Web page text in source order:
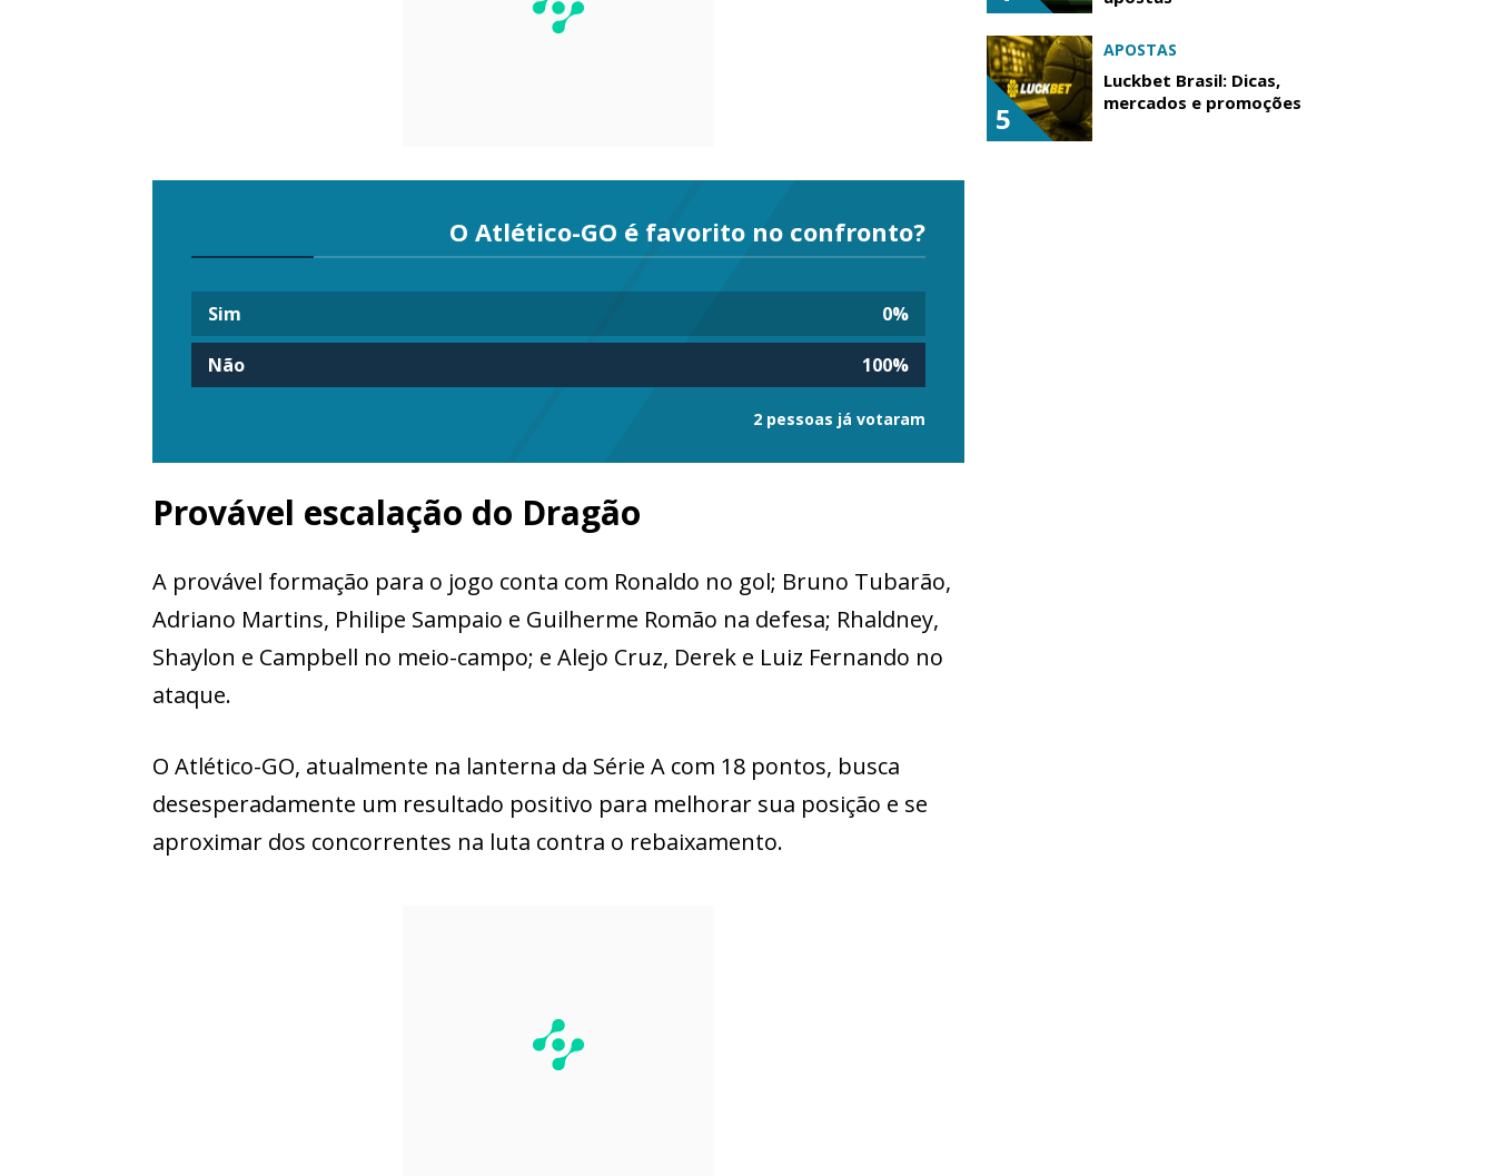
O Atlético-GO é favorito no confronto?
Sim 0%
Não 100%
2 pessoas já votaram
Provável escalação do Dragão
A provável formação para o jogo conta com Ronaldo no gol; Bruno Tubarão,
Adriano Martins, Philipe Sampaio e Guilherme Romão na defesa; Rhaldney,
Shaylon e Campbell no meio-campo; e Alejo Cruz, Derek e Luiz Fernando no
ataque.
O Atlético-GO, atualmente na lanterna da Série A com 18 pontos, busca
desesperadamente um resultado positivo para melhorar sua posição e se
aproximar dos concorrentes na luta contra o rebaixamento.
5
APOSTAS
Luckbet Brasil: Dicas,
mercados e promoções